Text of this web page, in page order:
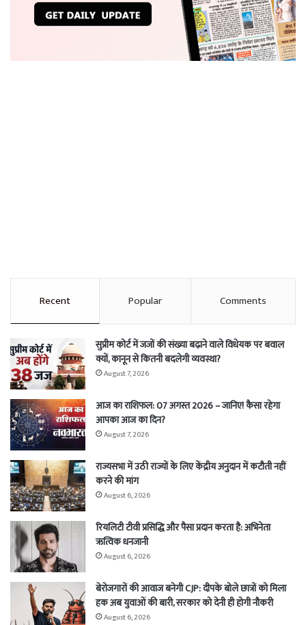
Recent Popular Comments
सुप्रीम कोर्ट में जजों की संख्या बढ़ाने वाले विधेयक पर बवाल
क्यों, कानून से कितनी बदलेगी व्यवस्था?
August 7, 2026
आज का राशिफल: 07 अगस्त 2026 – जानिए! कैसा रहेगा
आपका आज का दिन?
August 7, 2026
राज्यसभा में उठी राज्यों के लिए केंद्रीय अनुदान में कटौती नहीं
करने की मांग
August 6, 2026
रियलिटी टीवी प्रसिद्धि और पैसा प्रदान करता है: अभिनेता
ऋत्विक धनजानी
August 6, 2026
बेरोजगारों की आवाज बनेगी CJP: दीपके बोले छात्रों को मिला
हक अब युवाओं की बारी, सरकार को देनी ही होगी नौकरी
August 6, 2026